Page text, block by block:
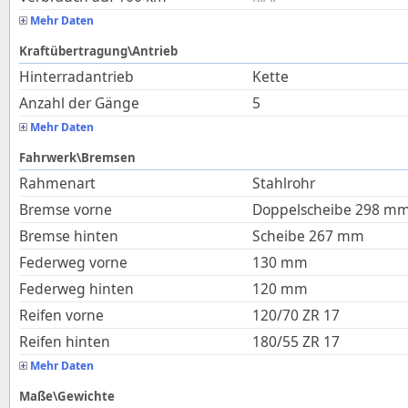
Mehr Daten
Kraftübertragung\Antrieb
Hinterradantrieb
Kette
Anzahl der Gänge
5
Mehr Daten
Fahrwerk\Bremsen
Rahmenart
Stahlrohr
Bremse vorne
Doppelscheibe 298
Bremse hinten
Scheibe 267 mm
Federweg vorne
130 mm
Federweg hinten
120 mm
Reifen vorne
120/70 ZR 17
Reifen hinten
180/55 ZR 17
Mehr Daten
Maße\Gewichte